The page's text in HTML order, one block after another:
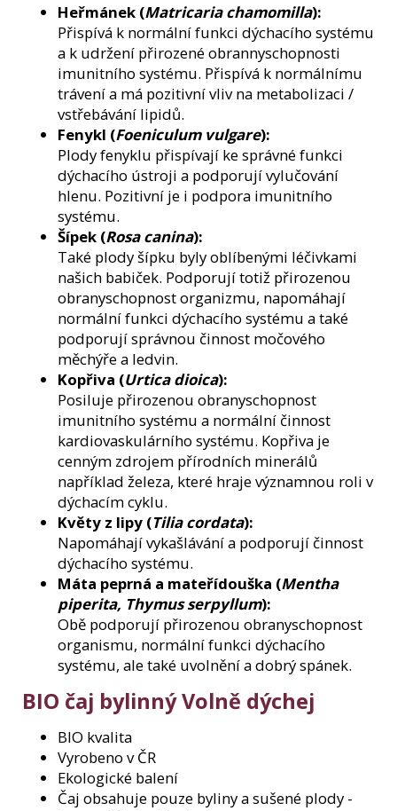
Heřmánek (Matricaria chamomilla):
Přispívá k normální funkci dýchacího systému
a k udržení přirozené obrannyschopnosti
imunitního systému. Přispívá k normálnímu
trávení a má pozitivní vliv na metabolizaci /
vstřebávání lipidů.
Fenykl (Foeniculum vulgare):
Plody fenyklu přispívají ke správné funkci
dýchacího ústroji a podporují vylučování
hlenu. Pozitivní je i podpora imunitního
systému.
Šípek (Rosa canina):
Také plody šípku byly oblíbenými léčivkami
našich babiček. Podporují totiž přirozenou
obranyschopnost organizmu, napomáhají
normální funkci dýchacího systému a také
podporují správnou činnost močového
měchýře a ledvin.
Kopřiva (Urtica dioica):
Posiluje přirozenou obranyschopnost
imunitního systému a normální činnost
kardiovaskulárního systému. Kopřiva je
cenným zdrojem přírodních minerálů
například železa, které hraje významnou roli v
dýchacím cyklu.
Květy z lipy (Tilia cordata):
Napomáhají vykašlávání a podporují činnost
dýchacího systému.
Máta peprná a mateřídouška (Mentha
piperita, Thymus serpyllum):
Obě podporují přirozenou obranyschopnost
organismu, normální funkci dýchacího
systému, ale také uvolnění a dobrý spánek.
BIO čaj bylinný Volně dýchej
BIO kvalita
Vyrobeno v ČR
Ekologické balení
Čaj obsahuje pouze byliny a sušené plody -